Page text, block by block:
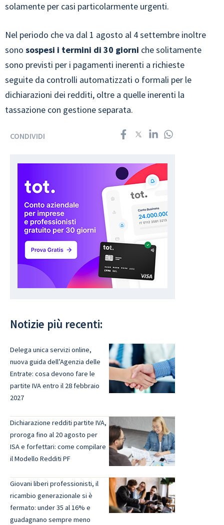
solamente per casi particolarmente urgenti.
Nel periodo che va dal 1 agosto al 4 settembre inoltre
sono sospesi i termini di 30 giorni che solitamente
sono previsti per i pagamenti inerenti a richieste
seguite da controlli automatizzati o formali per le
dichiarazioni dei redditi, oltre a quelle inerenti la
tassazione con gestione separata.
CONDIVIDI
Notizie più recenti:
Delega unica servizi online,
nuova guida dell’Agenzia delle
Entrate: cosa devono fare le
partite IVA entro il 28 febbraio
2027
Dichiarazione redditi partite IVA,
proroga fino al 20 agosto per
ISA e forfettari: come compilare
il Modello Redditi PF
Giovani liberi professionisti, il
ricambio generazionale si è
fermato: under 35 al 16% e
guadagnano sempre meno